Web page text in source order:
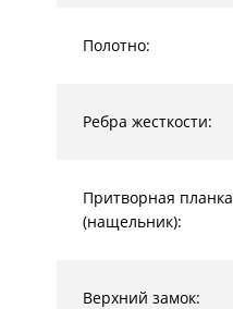
Полотно:
Ребра жесткости:
Притворная планка
(нащельник):
Верхний замок: